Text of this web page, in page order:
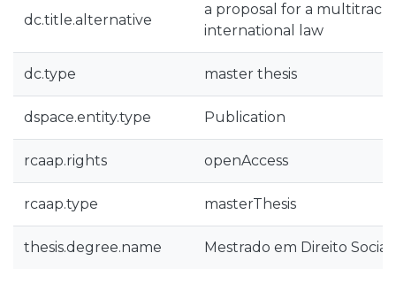
dc.title.alternative
a proposal for a multitrack
international law
dc.type master thesis
dspace.entity.type Publication
rcaap.rights openAccess
rcaap.type masterThesis
thesis.degree.name Mestrado em Direito